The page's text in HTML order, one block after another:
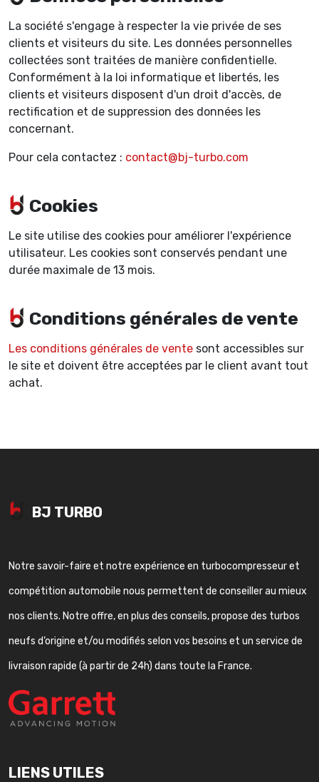
La société s'engage à respecter la vie privée de ses
clients et visiteurs du site. Les données personnelles
collectées sont traitées de manière confidentielle.
Conformément à la loi informatique et libertés, les
clients et visiteurs disposent d'un droit d'accès, de
rectification et de suppression des données les
concernant.
Pour cela contactez : contact@bj-turbo.com
Cookies
Le site utilise des cookies pour améliorer l'expérience
utilisateur. Les cookies sont conservés pendant une
durée maximale de 13 mois.
Conditions générales de vente
Les conditions générales de vente sont accessibles sur
le site et doivent être acceptées par le client avant tout
achat.
BJ TURBO
Notre savoir-faire et notre expérience en turbocompresseur et
compétition automobile nous permettent de conseiller au mieux
nos clients. Notre offre, en plus des conseils, propose des turbos
neufs d’origine et/ou modifiés selon vos besoins et un service de
livraison rapide (à partir de 24h) dans toute la France.
LIENS UTILES